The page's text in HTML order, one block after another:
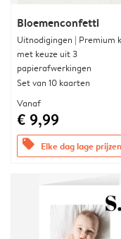
Bloemenconfetti
Uitnodigingen | Premium
met keuze uit 3
papierafwerkingen
Set van 10 kaarten
Vanaf
€ 9,99
offers Elke dag lage prijzen